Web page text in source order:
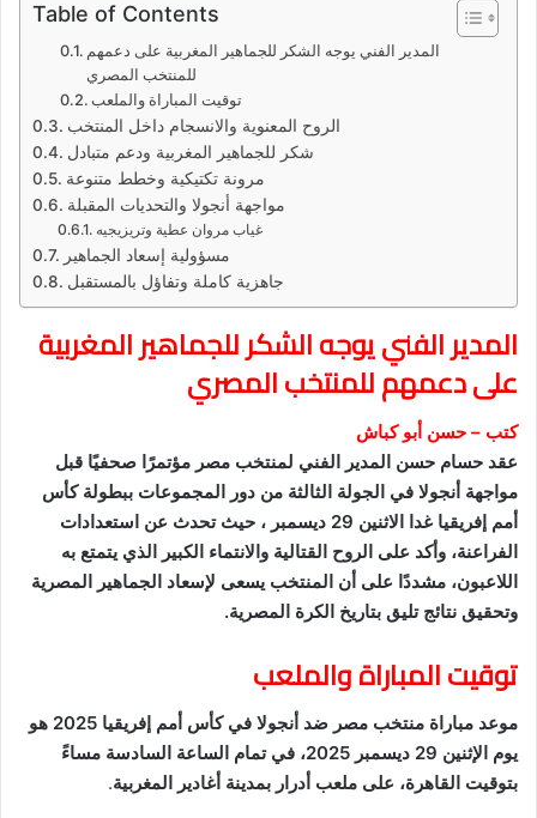
Table of Contents
المدير الفني يوجه الشكر للجماهير المغربية على دعمهم
للمنتخب المصري
توقيت المباراة والملعب
الروح المعنوية والانسجام داخل المنتخب
شكر للجماهير المغربية ودعم متبادل
مرونة تكتيكية وخطط متنوعة
مواجهة أنجولا والتحديات المقبلة
غياب مروان عطية وتريزيجيه
مسؤولية إسعاد الجماهير
جاهزية كاملة وتفاؤل بالمستقبل
المدير الفني يوجه الشكر للجماهير المغربية
على دعمهم للمنتخب المصري
كتب – حسن أبو كباش
عقد حسام حسن المدير الفني لمنتخب مصر مؤتمرًا صحفيًا قبل
مواجهة أنجولا في الجولة الثالثة من دور المجموعات ببطولة كأس
أمم إفريقيا غدا الاثنين 29 ديسمبر ، حيث تحدث عن استعدادات
الفراعنة، وأكد على الروح القتالية والانتماء الكبير الذي يتمتع به
اللاعبون، مشددًا على أن المنتخب يسعى لإسعاد الجماهير المصرية
وتحقيق نتائج تليق بتاريخ الكرة المصرية.
توقيت المباراة والملعب
موعد مباراة منتخب مصر ضد أنجولا في كأس أمم إفريقيا 2025 هو
يوم الإثنين 29 ديسمبر 2025، في تمام الساعة السادسة مساءً
بتوقيت القاهرة، على ملعب أدرار بمدينة أغادير المغربية.